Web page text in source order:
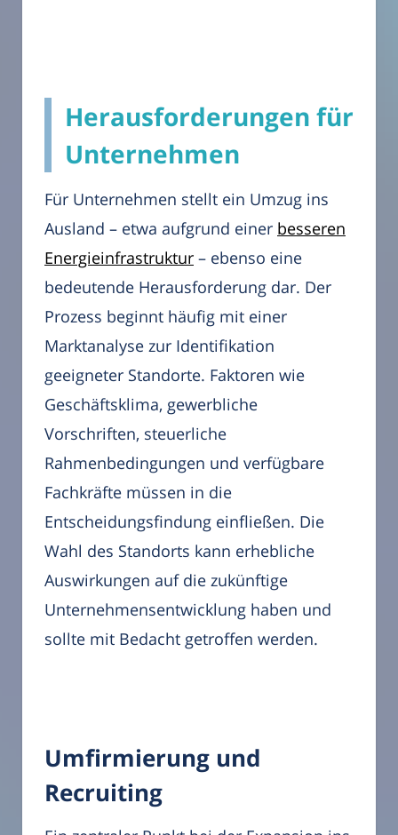
Herausforderungen für
Unternehmen
Für Unternehmen stellt ein Umzug ins
Ausland – etwa aufgrund einer besseren
Energieinfrastruktur – ebenso eine
bedeutende Herausforderung dar. Der
Prozess beginnt häufig mit einer
Marktanalyse zur Identifikation
geeigneter Standorte. Faktoren wie
Geschäftsklima, gewerbliche
Vorschriften, steuerliche
Rahmenbedingungen und verfügbare
Fachkräfte müssen in die
Entscheidungsfindung einfließen. Die
Wahl des Standorts kann erhebliche
Auswirkungen auf die zukünftige
Unternehmensentwicklung haben und
sollte mit Bedacht getroffen werden.
Umfirmierung und
Recruiting